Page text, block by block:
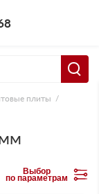
плиты
Выбор
по параметрам